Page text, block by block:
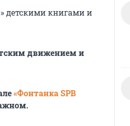
детскими книгами и
движением и
«Фонтанка SPB